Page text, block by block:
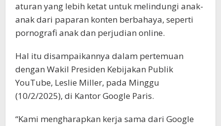
aturan yang lebih ketat untuk melindungi anak-
anak dari paparan konten berbahaya, seperti
pornografi anak dan perjudian online.
Hal itu disampaikannya dalam pertemuan
dengan Wakil Presiden Kebijakan Publik
YouTube, Leslie Miller, pada Minggu
(10/2/2025), di Kantor Google Paris.
“Kami mengharapkan kerja sama dari Google